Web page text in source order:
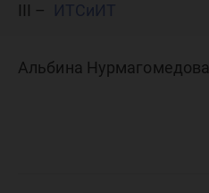
III –
ИТСиИТ
Альбина Нурмагомедова